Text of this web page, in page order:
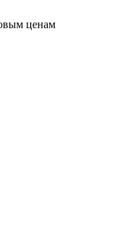
ценам